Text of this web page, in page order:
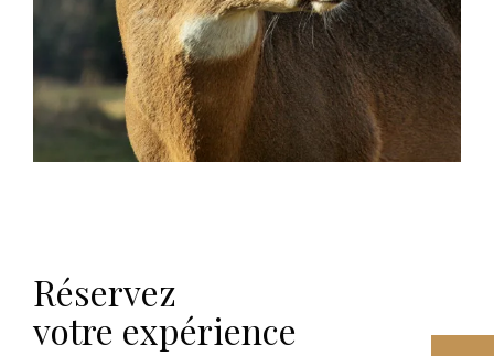
Réservez
votre expérience